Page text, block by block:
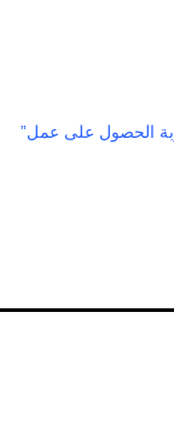
الحصول على عمل”